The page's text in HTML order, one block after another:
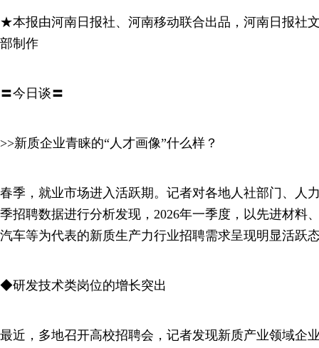
★本报由河南日报社、河南移动联合出品，河南日报社
部制作
〓今日谈〓
>>新质企业青睐的“人才画像”什么样？
春季，就业市场进入活跃期。记者对各地人社部门、人
季招聘数据进行分析发现，2026年一季度，以先进材料
汽车等为代表的新质生产力行业招聘需求呈现明显活跃
◆研发技术类岗位的增长突出
最近，多地召开高校招聘会，记者发现新质产业领域企